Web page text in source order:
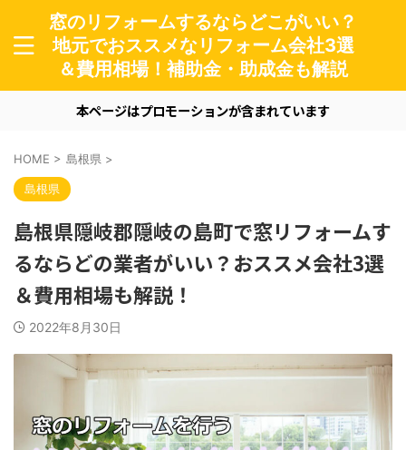
窓のリフォームするならどこがいい？
地元でおススメなリフォーム会社3選
＆費用相場！補助金・助成金も解説
本ページはプロモーションが含まれています
HOME > 島根県 >
島根県
島根県隠岐郡隠岐の島町で窓リフォームす
るならどの業者がいい？おススメ会社3選
＆費用相場も解説！
2022年8月30日